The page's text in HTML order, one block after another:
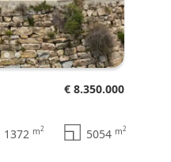
€ 8.350.000
1372 m2 5054 m2